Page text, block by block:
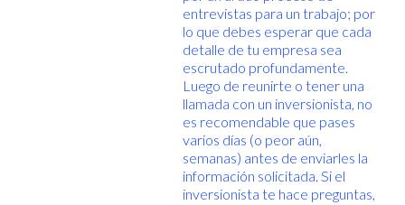
entrevistas para un trabajo; por
lo que debes esperar que cada
detalle de tu empresa sea
escrutado profundamente.
Luego de reunirte o tener una
llamada con un inversionista, no
es recomendable que pases
varios días (o peor aún,
semanas) antes de enviarles la
información solicitada. Si el
inversionista te hace preguntas,